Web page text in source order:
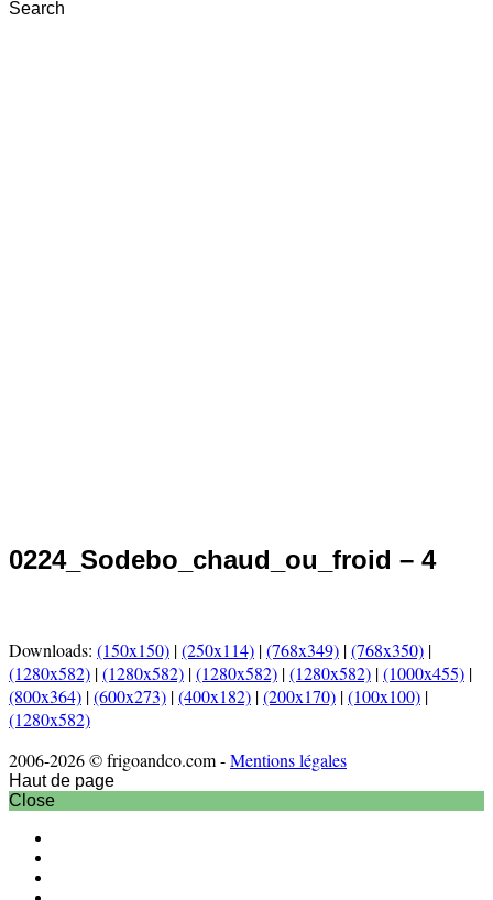
Search
0224_Sodebo_chaud_ou_froid – 4
Downloads: (150x150) |(250x114) |(768x349) |(768x350) |
(1280x582) |(1280x582) |(1280x582) |(1280x582) |(1000x455) |
(800x364) |(600x273) |(400x182) |(200x170) |(100x100) |
(1280x582)
2006-2026 © frigoandco.com -Mentions légales
Haut de page
Close